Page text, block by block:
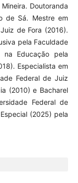
Doutoranda
de Sá. Mestre em
de Fora (2016).
pela Faculdade
na Educação pela
Especialista em
Federal de Juiz
(2010) e Bacharel
Federal de
(2025) pela